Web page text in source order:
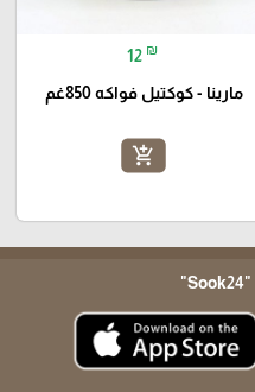
12 ₪
مارينا - كوكتيل فواكه 850غم
add_shopping_cart
"Sook24"